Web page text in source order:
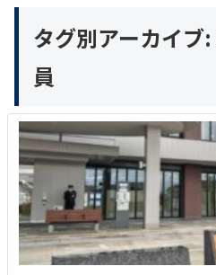
タグ別アーカイブ:
員